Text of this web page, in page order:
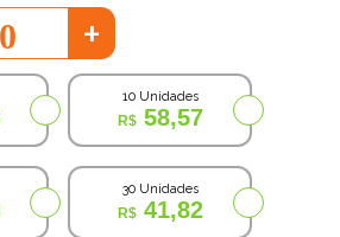
+
10 Unidades
58,57
30 Unidades
41,82